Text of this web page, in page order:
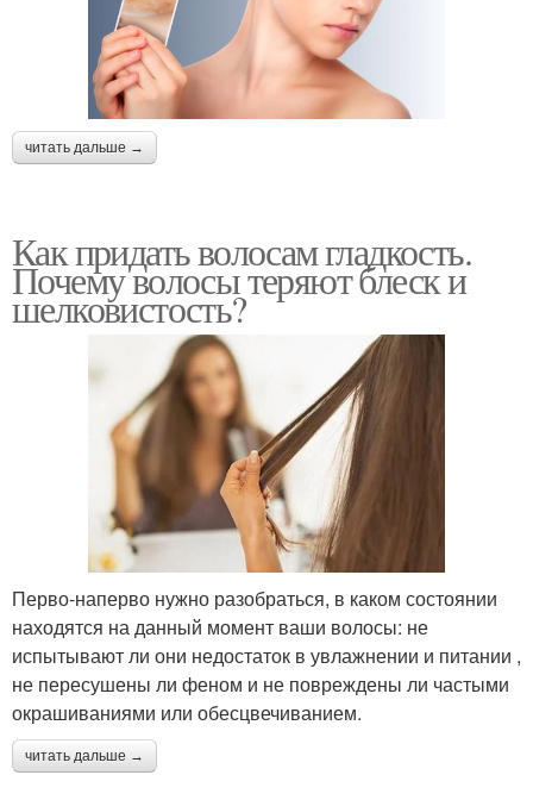
читать дальше →
Как придать волосам гладкость.
Почему волосы теряют блеск и
шелковистость?
Перво-наперво нужно разобраться, в каком состоянии
находятся на данный момент ваши волосы: не
испытывают ли они недостаток в увлажнении и питании ,
не пересушены ли феном и не повреждены ли частыми
окрашиваниями или обесцвечиванием.
читать дальше →